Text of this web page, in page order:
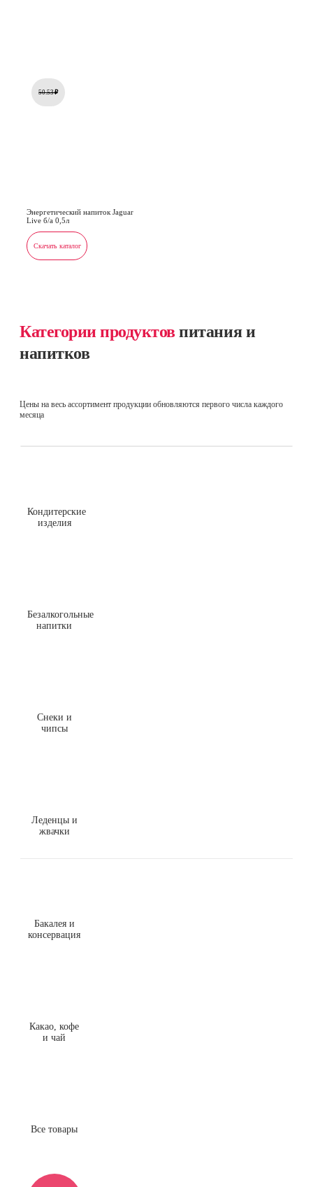
50.53₽
Энергетический напиток Jaguar
Live б/а 0,5л
Скачать каталог
Категории продуктовпитания и
напитков
Цены на весь ассортимент продукции обновляются первого числа каждого
месяца
Кондитерские
изделия
Безалкогольные
напитки
Снеки и
чипсы
Леденцы и
жвачки
Бакалея и
консервация
Какао, кофе
и чай
Все товары